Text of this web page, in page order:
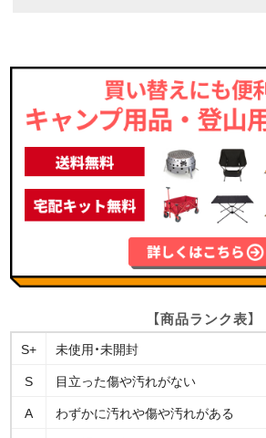
【商品ランク表】
S+
未使用・未開封
S
目立った傷や汚れがない
A
わずかに汚れや傷や汚れがある